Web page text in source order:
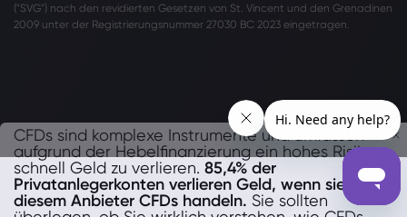
CFDs sind komplexe Instrumente und umfassen
aufgrund der Hebelfinanzierung ein hohes Risiko,
schnell Geld zu verlieren. 85,4% der
Privatanlegerkonten verlieren Geld, wenn sie mit
diesem Anbieter CFDs handeln. Sie sollten
("SVG") nach den revidierten Gesetzen von St. Vincent und den Grenadinen
2009 unter der Registrierungsnummer 27030 BC 2023 eingetragen.